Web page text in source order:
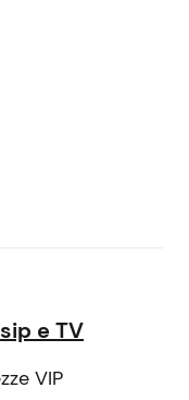
e TV
VIP